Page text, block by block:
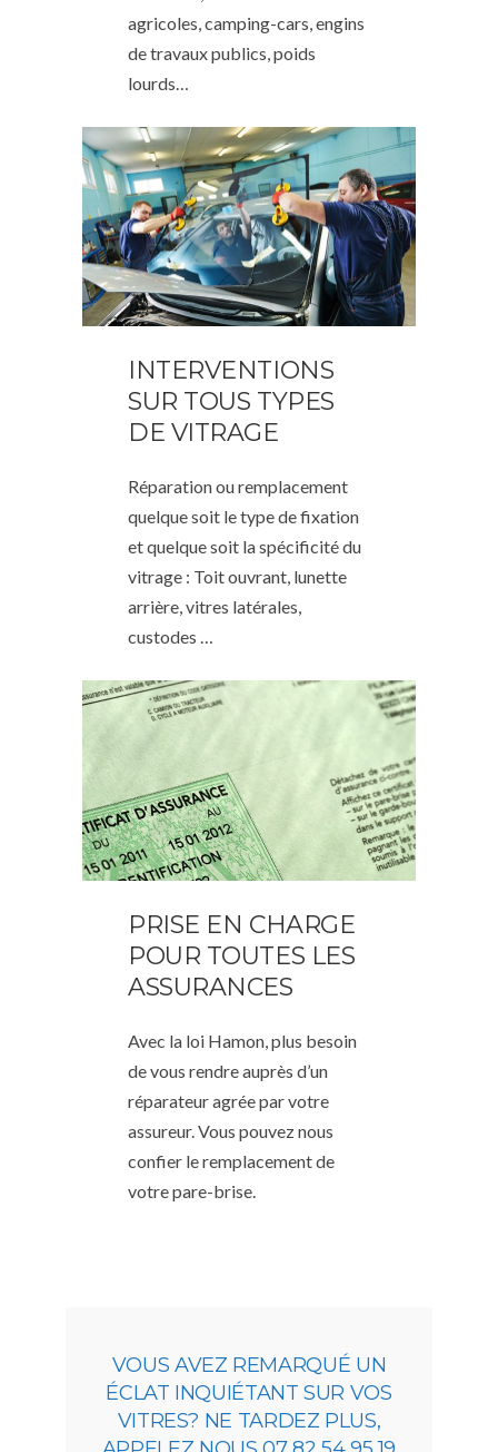
agricoles, camping-cars, engins
de travaux publics, poids
lourds…
INTERVENTIONS
SUR TOUS TYPES
DE VITRAGE
Réparation ou remplacement
quelque soit le type de fixation
et quelque soit la spécificité du
vitrage : Toit ouvrant, lunette
arrière, vitres latérales,
custodes …
PRISE EN CHARGE
POUR TOUTES LES
ASSURANCES
Avec la loi Hamon, plus besoin
de vous rendre auprès d’un
réparateur agrée par votre
assureur. Vous pouvez nous
confier le remplacement de
votre pare-brise.
VOUS AVEZ REMARQUÉ UN
ÉCLAT INQUIÉTANT SUR VOS
VITRES? NE TARDEZ PLUS,